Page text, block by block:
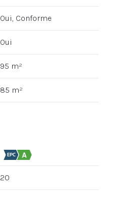
Oui, Conforme
Oui
95 m²
85 m²
20